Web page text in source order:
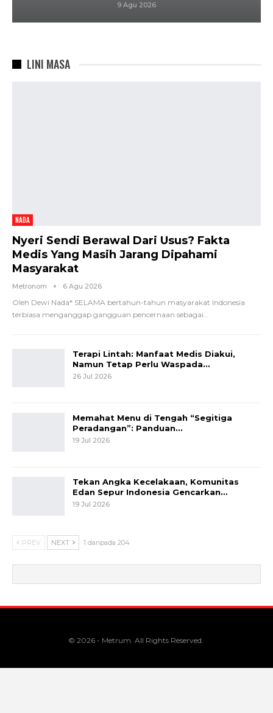
9 Agu 2026
LINI MASA
NADA
Nyeri Sendi Berawal Dari Usus? Fakta
Medis Yang Masih Jarang Dipahami
Masyarakat
Metronom 6 Agu 2026
Oleh Dewi Nada* SELAMA bertahun-tahun masyarakat Indonesia
terbiasa menganggap gangguan pencernaan sebagai
Terapi Lintah: Manfaat Medis Diakui,
Namun Tetap Perlu Waspada…
26 Jul 2026
Memahat Menu di Tengah “Segitiga
Peradangan”: Panduan…
19 Jul 2026
Tekan Angka Kecelakaan, Komunitas
Edan Sepur Indonesia Gencarkan…
19 Jul 2026
PREV NEXT 1 daripada 204
© 2026 - Metrum. All Rights Reserved.